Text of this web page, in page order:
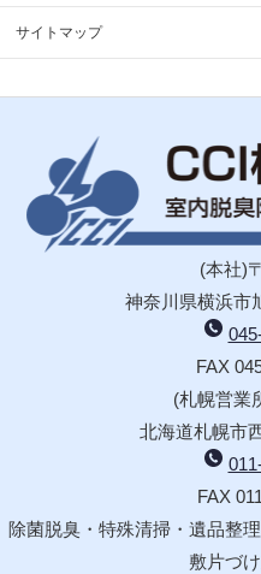
サイトマップ
(本社)
神奈川県横浜市
FAX
(札幌営業
北海道札幌市
FAX
除菌脱臭・特殊清掃・遺品整
敷片づ